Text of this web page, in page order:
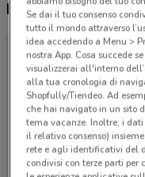
Negozi Dewalt a
Se dai il tuo consenso
tutto il mondo attraverso
idea accedendo a Menu >
nostra App. Cosa succede
visualizzerai all'interno
alla tua cronologia di
Shopfully/Tiendeo. Ad
che hai navigato in un sito
tema vacanze. Inoltre, i
il relativo consenso)
rete e agli identificativi del
condivisi con terze parti